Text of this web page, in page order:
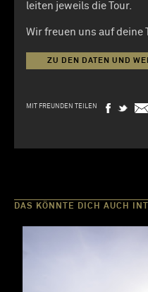
leiten jeweils die Tour.
Wir freuen uns auf deine
ZU DEN DATEN UND
MIT FREUNDEN TEILEN
DAS KÖNNTE DICH AUCH